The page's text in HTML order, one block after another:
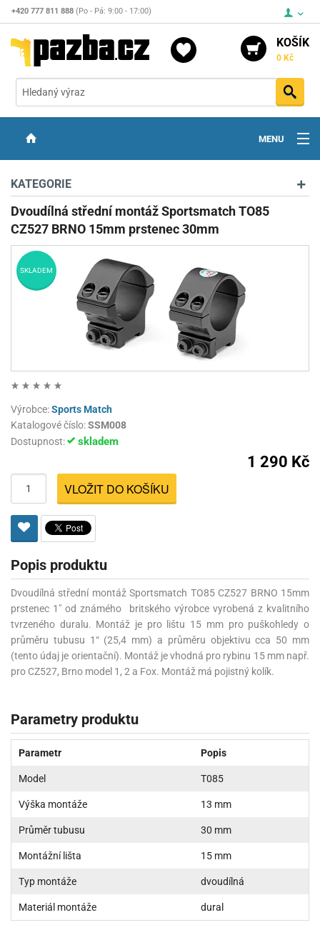
+420 777 811 888 (Po - Pá: 9:00 - 17:00)
KOŠÍK
0 Kč
MENU
OPTIKA
STŘELIVO
PŘÍSLUŠENSTVÍ
DETEKTORY KOVŮ
KATEGORIE
Dvoudílná střední montáž Sportsmatch TO85
CZ527 BRNO 15mm prstenec 30mm
SKLADEM
Výrobce:Sports Match
Katalogové číslo:SSM008
Dostupnost:
skladem
1 290 Kč
VLOŽIT DO KOŠÍKU
Popis produktu
Dvoudílná střední montáž Sportsmatch TO85 CZ527 BRNO 15mm
prstenec 1" od známého britského výrobce vyrobená z kvalitního
tvrzeného duralu. Montáž je pro lištu 15 mm pro puškohledy o
průměru tubusu 1“ (25,4 mm) a průměru objektivu cca 50 mm
(tento údaj je orientační). Montáž je vhodná pro rybinu 15 mm např.
pro CZ527, Brno model 1, 2 a Fox. Montáž má pojistný kolík.
Parametry produktu
Parametr Popis
Model T085
Výška montáže 13 mm
Průměr tubusu 30 mm
Montážní lišta 15 mm
Typ montáže dvoudílná
Materiál montáže dural